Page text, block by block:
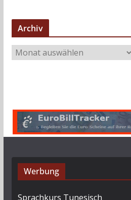
Archiv
r
Werbung
Sprachkurs Tunesisch